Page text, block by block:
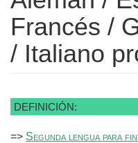
Francés /
/ Italiano
DEFINICIÓN:
=> Segunda lengua para